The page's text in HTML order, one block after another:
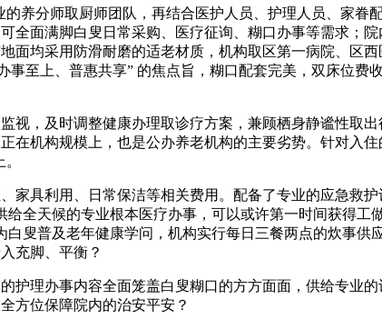
分师取厨师团队，再结合医护人员、护理人员、家眷
全面满脚白叟日常采购、医疗征询、糊口办事等需求；
均采用防滑耐磨的适老材质，机构取区第一病院、区
至上、普惠共享” 的焦点旨，糊口配套完美，双床位费
，及时调整健康办理取诊疗方案，兼顾栖身静谧性取
在机构规模上，也是公办养老机构的主要劣势。针对入
具利用、日常保洁等相关费用。配备了专业的应急救
全天候的专业根本医疗办事，可以或许第一时间获得
叟普及老年健康学问，机构实行每日三餐两点的炊事供
充脚、平衡？
理办事内容全面笼盖白叟糊口的方方面面，供给专业
方位保障院内的治安平安？